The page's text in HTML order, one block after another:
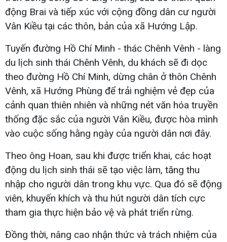
động Brai và tiếp xúc với cộng đồng dân cư người
Vân Kiều tại các thôn, bản của xã Hướng Lập.
Tuyến đường Hồ Chí Minh - thác Chênh Vênh - làng
du lịch sinh thái Chênh Vênh, du khách sẽ đi dọc
theo đường Hồ Chí Minh, dừng chân ở thôn Chênh
Vênh, xã Hướng Phùng để trải nghiệm vẻ đẹp của
cảnh quan thiên nhiên và những nét văn hóa truyền
thống đặc sắc của người Vân Kiều, được hòa mình
vào cuộc sống hằng ngày của người dân nơi đây.
Theo ông Hoan, sau khi được triển khai, các hoạt
động du lịch sinh thái sẽ tạo việc làm, tăng thu
nhập cho người dân trong khu vực. Qua đó sẽ động
viên, khuyến khích và thu hút người dân tích cực
tham gia thực hiện bảo vệ và phát triển rừng.
Đồng thời, nâng cao nhận thức và trách nhiệm của